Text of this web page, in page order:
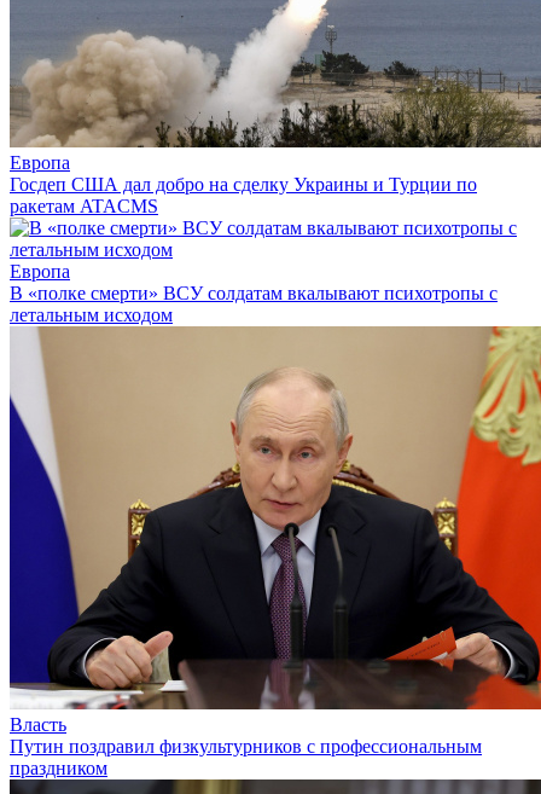
Европа
Госдеп США дал добро на сделку Украины и Турции по
ракетам ATACMS
Европа
В «полке смерти» ВСУ солдатам вкалывают психотропы с
летальным исходом
Власть
Путин поздравил физкультурников с профессиональным
праздником